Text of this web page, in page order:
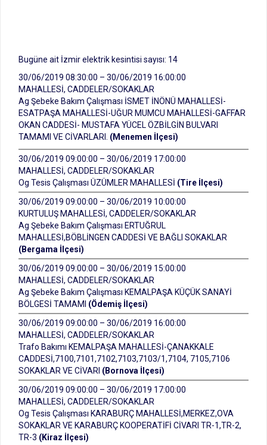
Bugüne ait İzmir elektrik kesintisi sayısı: 14
30/06/2019 08:30:00 – 30/06/2019 16:00:00
MAHALLESİ, CADDELER/SOKAKLAR
Ag Şebeke Bakım Çalışması İSMET İNÖNÜ MAHALLESİ-
ESATPAŞA MAHALLESİ-UĞUR MUMCU MAHALLESİ-GAFFAR
OKAN CADDESİ- MUSTAFA YÜCEL ÖZBİLGİN BULVARI
TAMAMI VE CİVARLARI. (Menemen İlçesi)
30/06/2019 09:00:00 – 30/06/2019 17:00:00
MAHALLESİ, CADDELER/SOKAKLAR
Og Tesis Çalışması ÜZÜMLER MAHALLESİ (Tire İlçesi)
30/06/2019 09:00:00 – 30/06/2019 10:00:00
KURTULUŞ MAHALLESİ, CADDELER/SOKAKLAR
Ag Şebeke Bakım Çalışması ERTUĞRUL
MAHALLESİ,BÖBLİNGEN CADDESİ VE BAĞLI SOKAKLAR
(Bergama İlçesi)
30/06/2019 09:00:00 – 30/06/2019 15:00:00
MAHALLESİ, CADDELER/SOKAKLAR
Ag Şebeke Bakım Çalışması KEMALPAŞA KÜÇÜK SANAYİ
BÖLGESİ TAMAMI (Ödemiş İlçesi)
30/06/2019 09:00:00 – 30/06/2019 16:00:00
MAHALLESİ, CADDELER/SOKAKLAR
Trafo Bakımı KEMALPAŞA MAHALLESİ-ÇANAKKALE
CADDESİ,7100,7101,7102,7103,7103/1,7104, 7105,7106
SOKAKLAR VE CİVARI (Bornova İlçesi)
30/06/2019 09:00:00 – 30/06/2019 17:00:00
MAHALLESİ, CADDELER/SOKAKLAR
Og Tesis Çalışması KARABURÇ MAHALLESİ,MERKEZ,OVA
SOKAKLAR VE KARABURÇ KOOPERATİFİ CİVARI TR-1,TR-2,
TR-3 (Kiraz İlçesi)